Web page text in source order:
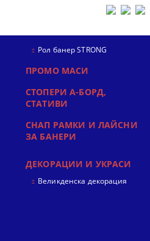
Рол банер STRONG
ПРОМО МАСИ
СТОПЕРИ А-БОРД,
СТАТИВИ
СНАП РАМКИ И ЛАЙСНИ
ЗА БАНЕРИ
ДЕКОРАЦИИ И УКРАСИ
Великденска декорация